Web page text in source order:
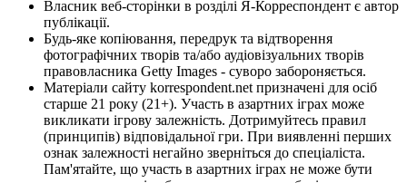
Власник веб-сторінки в розділі Я-Корреспондент є автор
публікації.
Будь-яке копіювання, передрук та відтворення
фотографічних творів та/або аудіовізуальних творів
правовласника Getty Images - суворо забороняється.
Матеріали сайту korrespondent.net призначені для осіб
старше 21 року (21+). Участь в азартних іграх може
викликати ігрову залежність. Дотримуйтесь правил
(принципів) відповідальної гри. При виявленні перших
ознак залежності негайно зверніться до спеціаліста.
Пам'ятайте, що участь в азартних іграх не може бути